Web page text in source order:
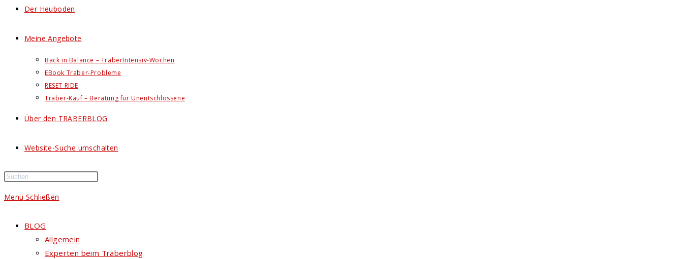
Der Heuboden
Meine Angebote
Back in Balance – TraberIntensiv-Wochen
EBook Traber-Probleme
RESET RIDE
Traber-Kauf – Beratung für Unentschlossene
Über den TRABERBLOG
Website-Suche umschalten
Menü Schließen
BLOG
Allgemein
Experten beim Traberblog